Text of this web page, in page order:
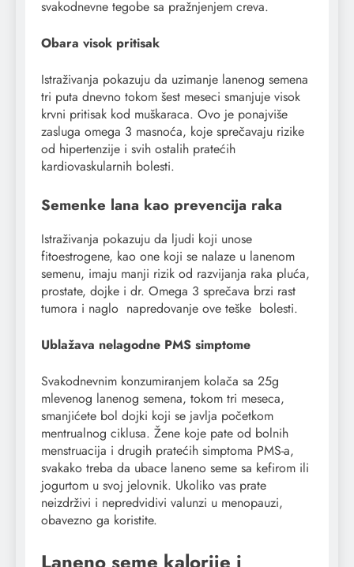
svakodnevne tegobe sa pražnjenjem creva.
Obara visok pritisak
Istraživanja pokazuju da uzimanje lanenog semena
tri puta dnevno tokom šest meseci smanjuje visok
krvni pritisak kod muškaraca. Ovo je ponajviše
zasluga omega 3 masnoća, koje sprečavaju rizike
od hipertenzije i svih ostalih pratećih
kardiovaskularnih bolesti.
Semenke lana kao prevencija raka
Istraživanja pokazuju da ljudi koji unose
fitoestrogene, kao one koji se nalaze u lanenom
semenu, imaju manji rizik od razvijanja raka pluća,
prostate, dojke i dr. Omega 3 sprečava brzi rast
tumora i naglo napredovanje ove teške bolesti.
Ublažava nelagodne PMS simptome
Svakodnevnim konzumiranjem kolača sa 25g
mlevenog lanenog semena, tokom tri meseca,
smanjićete bol dojki koji se javlja početkom
mentrualnog ciklusa. Žene koje pate od bolnih
menstruacija i drugih pratećih simptoma PMS-a,
svakako treba da ubace laneno seme sa kefirom ili
jogurtom u svoj jelovnik. Ukoliko vas prate
neizdrživi i nepredvidivi valunzi u menopauzi,
obavezno ga koristite.